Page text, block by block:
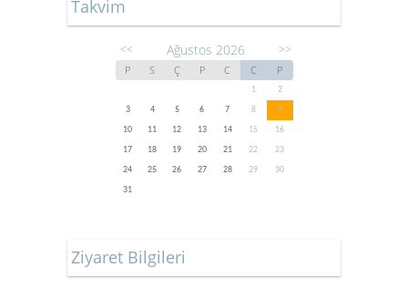
Takvim
<< Ağustos 2026 >>
P S Ç P C C P
1
2
3
4 5 6 7 8
9
10
11 12 13 14 15
16
17
18 19 20 21 22
23
24
25 26 27 28 29
30
31
Ziyaret Bilgileri